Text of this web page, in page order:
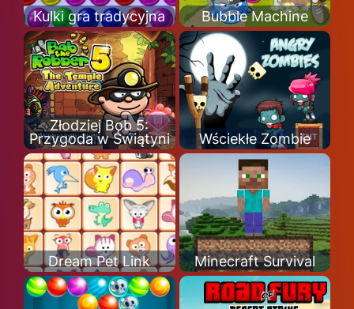
Kulki gra tradycyjna Bubble Machine
Złodziej Bob 5:
Przygoda w Świątyni
Wściekłe Zombie
Dream Pet Link Minecraft Survival